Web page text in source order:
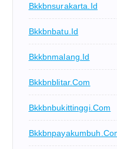
Bkkbnsurakarta.id
Bkkbnbatu.id
Bkkbnmalang.id
Bkkbnblitar.com
Bkkbnbukittinggi.com